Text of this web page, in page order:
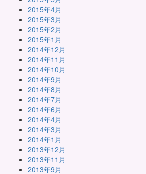
2015年4月
2015年3月
2015年2月
2015年1月
2014年12月
2014年11月
2014年10月
2014年9月
2014年8月
2014年7月
2014年6月
2014年4月
2014年3月
2014年1月
2013年12月
2013年11月
2013年9月